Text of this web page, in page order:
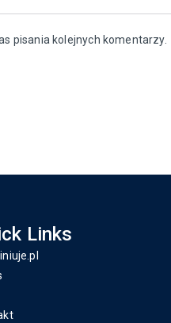
pisania kolejnych komentarzy.
Links